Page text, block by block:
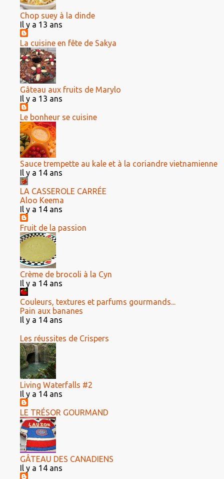
Chop suey à la dinde
Il y a 13 ans
La cuisine en fête de Sakya
Gâteau aux fruits de Marylo
Il y a 13 ans
Le bonheur se cuisine
Sauce trempette au kale et à la coriandre vietnamienne
Il y a 14 ans
LA CASSEROLE CARRÉE
Aloo Keema
Il y a 14 ans
Fruit de la passion
Crème de brocoli à la Cyn
Il y a 14 ans
Couleurs, textures et parfums gourmands...
Pain aux bananes
Il y a 14 ans
Les réussites de Crispers
Living Waterfalls #2
Il y a 14 ans
LE TRÉSOR GOURMAND
GÂTEAU DES CANADIENS
Il y a 14 ans